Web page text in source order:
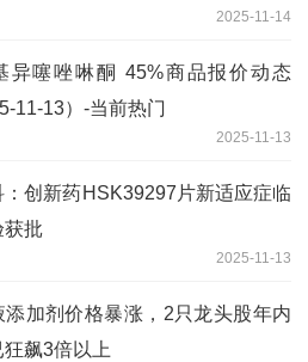
2025-11-14
异噻唑啉酮 45%商品报价动态
11-13）-当前热门
2025-11-13
：创新药HSK39297片新适应症临
获批
2025-11-13
添加剂价格暴涨，2只龙头股年内
狂飙3倍以上